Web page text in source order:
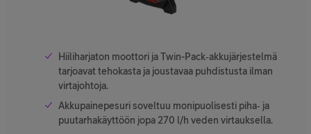
Hiiliharjaton moottori ja Twin-Pack‑akkujärjestelmä
tarjoavat tehokasta ja joustavaa puhdistusta ilman
virtajohtoja.
Akkupainepesuri soveltuu monipuolisesti piha‑ ja
puutarhakäyttöön jopa 270 l/h veden virtauksella.